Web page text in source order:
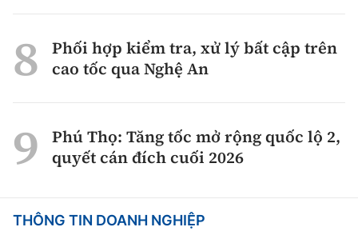
Phối hợp kiểm tra, xử lý bất cập trên
cao tốc qua Nghệ An
Phú Thọ: Tăng tốc mở rộng quốc lộ 2,
quyết cán đích cuối 2026
THÔNG TIN DOANH NGHIỆP